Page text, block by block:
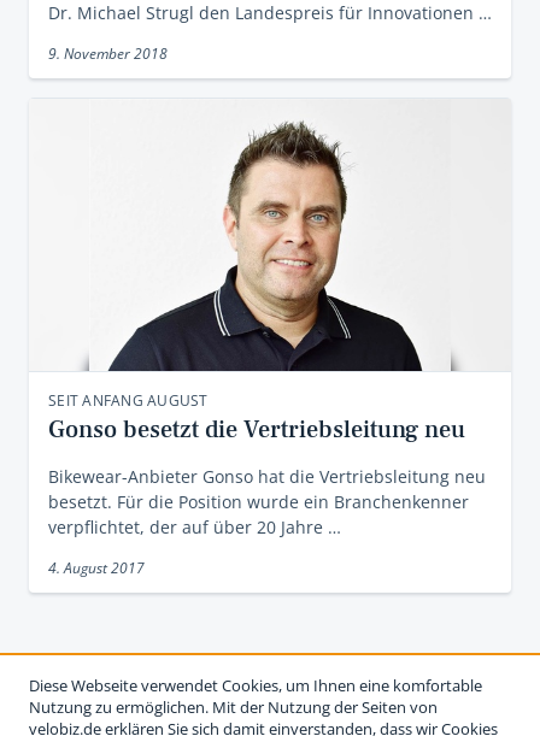
Dr. Michael Strugl den Landespreis für Innovationen …
9. November 2018
SEIT ANFANG AUGUST
Gonso besetzt die Vertriebsleitung neu
Bikewear-Anbieter Gonso hat die Vertriebsleitung neu
besetzt. Für die Position wurde ein Branchenkenner
verpflichtet, der auf über 20 Jahre …
4. August 2017
Diese Webseite verwendet Cookies, um Ihnen eine komfortable
Nutzung zu ermöglichen. Mit der Nutzung der Seiten von
velobiz.de erklären Sie sich damit einverstanden, dass wir Cookies